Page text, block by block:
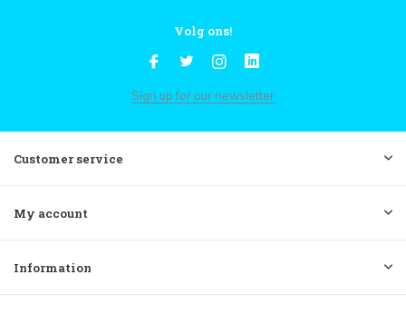
Volg ons!
Sign up for our newsletter
Customer service
My account
Information